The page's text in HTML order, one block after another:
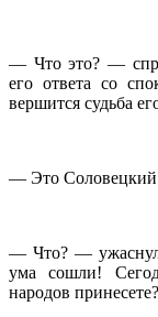
— Что это? —
его ответа со
вершится судьба
— Это Соловецкий
— Что? —
ума сошли!
народов